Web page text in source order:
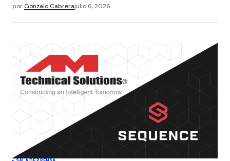
por Gonzalo Cabrerajulio 6, 2026